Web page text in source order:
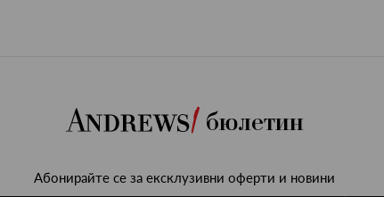
бюлетин
Абонирайте се за ексклузивни оферти и новини